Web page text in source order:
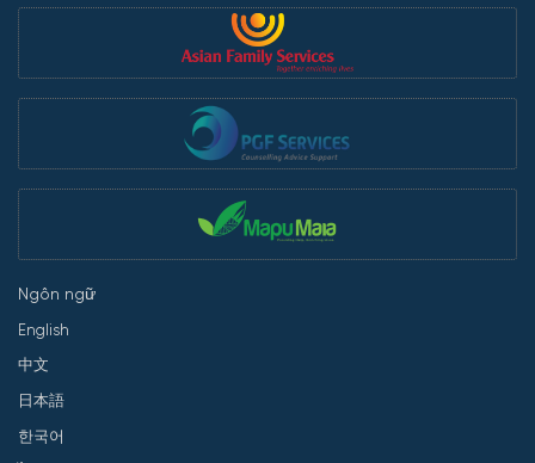
Ngôn ngữ
English
中文
日本語
한국어